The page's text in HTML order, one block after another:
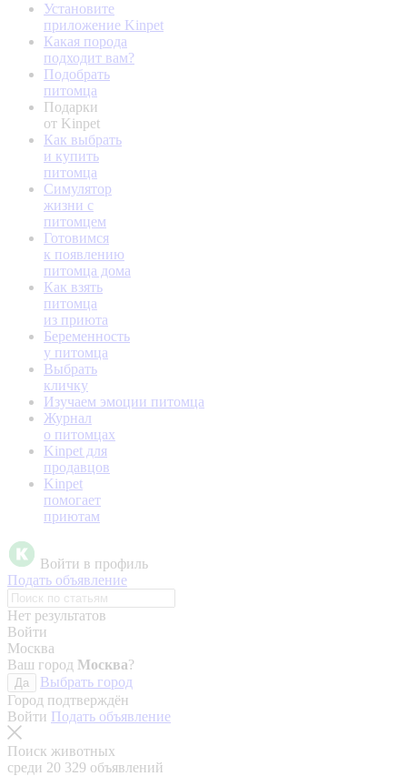
Установите
приложение Kinpet
Какая порода
подходит вам?
Подобрать
питомца
Подарки
от Kinpet
Как выбрать
и купить
питомца
Симулятор
жизни с
питомцем
Готовимся
к появлению
питомца дома
Как взять
питомца
из приюта
Беременность
у питомца
Выбрать
кличку
Изучаем эмоции питомца
Журнал
о питомцах
Kinpet для
продавцов
Kinpet
помогает
приютам
Войти в профиль
Подать объявление
Нет результатов
Войти
Москва
Ваш город Москва?
Да
Выбрать город
Город подтверждён
Войти Подать объявление
Поиск животных
среди 20 329 объявлений